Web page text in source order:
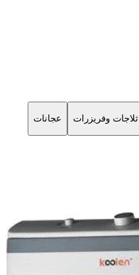
ثلاجات وفريزرات عجانات